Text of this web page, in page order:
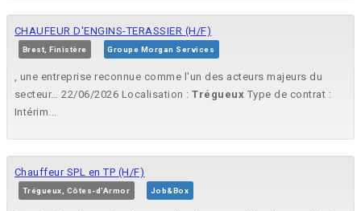
CHAUFEUR D'ENGINS-TERASSIER (H/F)
Brest, Finistère Groupe Morgan Services
, une entreprise reconnue comme l'un des acteurs majeurs du
secteur… 22/06/2026 Localisation :Trégueux Type de contrat :
Intérim...
Chauffeur SPL en TP (H/F)
Trégueux, Côtes-d'Armor Job&Box